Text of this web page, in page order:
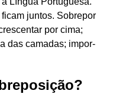
ficam juntos. Sobrepor
por cima;
das camadas; impor-